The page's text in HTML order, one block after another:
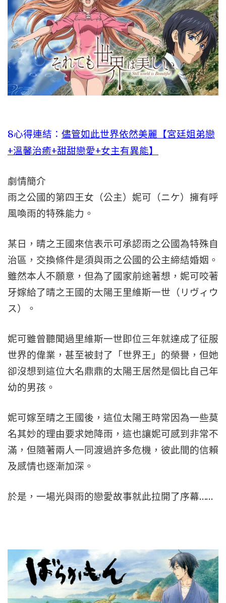
8心得連結： 儘管如此世界依然美麗【宮廷姐弟戀
+溫馨治癒+甜甜戀愛+女主有異能】
劇情簡介
雨之公國的第四王女（公主）妮可（ニケ）擁有呼
風喚雨的特殊能力。
某日，晴之王國來信表示可承認雨之公國為特殊自
治區，交換條件是須與雨之公國的公主締結婚姻。
雖然本人不願意，但為了國家前途著想，妮可咬著
牙嫁給了晴之王國的太陽王里維斯一世（リヴィウ
ス）。
妮可雖曾聽聞過里維斯一世即位三年就達成了征服
世界的偉業，甚至被封了「世界王」的榮譽，但她
卻沒想到這位大名鼎鼎的太陽王居然是個比自己年
幼的男孩。
妮可嫁至晴之王國後，這位太陽王時常因為一些莫
名其妙的理由要求她降雨，這也讓妮可感到非常不
滿，但隨著兩人一同渡過許多危機，彼此間的信賴
及感情也逐漸加深。
於是，一場光與雨的戀愛故事就此拉開了序幕……